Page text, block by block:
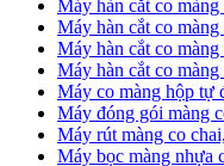
​Máy hàn cắt co
​Máy hàn cắt co màng
​Máy hàn cắt co màng
​Máy hàn cắt co màng
Máy co màng hộp tự
Máy đóng gói màng
Máy rút màng co
Máy bọc màng nhựa